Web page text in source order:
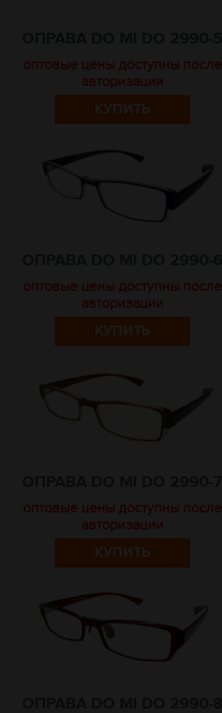
оптовые цены доступны после
авторизации
КУПИТЬ
оптовые цены доступны после
авторизации
КУПИТЬ
оптовые цены доступны после
авторизации
КУПИТЬ